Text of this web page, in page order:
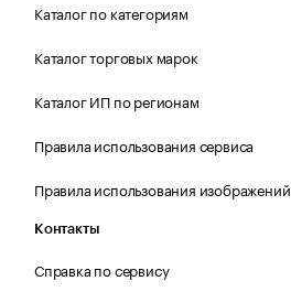
Каталог по категориям
Каталог торговых марок
Каталог ИП по регионам
Правила использования сервиса
Правила использования изображений
Контакты
Справка по сервису